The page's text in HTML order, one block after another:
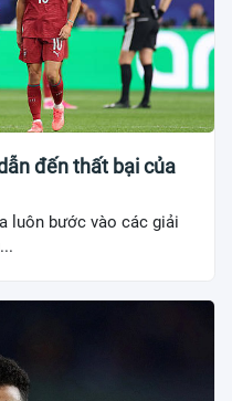
đến thất bại của
luôn bước vào các giải